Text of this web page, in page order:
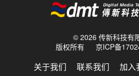
© 2026 传新科技有
版权所有
京ICP备
关于我们 联系我们 加入